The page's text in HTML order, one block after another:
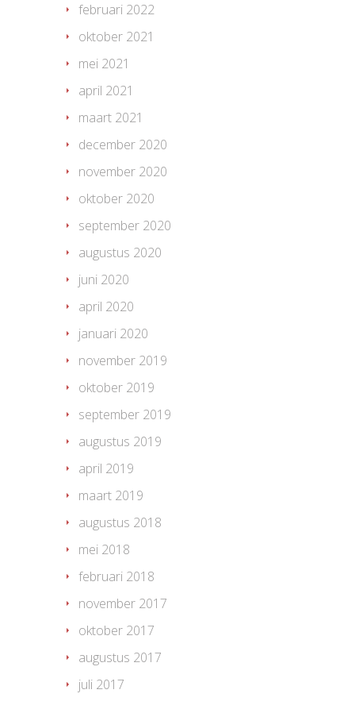
februari 2022
oktober 2021
mei 2021
april 2021
maart 2021
december 2020
november 2020
oktober 2020
september 2020
augustus 2020
juni 2020
april 2020
januari 2020
november 2019
oktober 2019
september 2019
augustus 2019
april 2019
maart 2019
augustus 2018
mei 2018
februari 2018
november 2017
oktober 2017
augustus 2017
juli 2017